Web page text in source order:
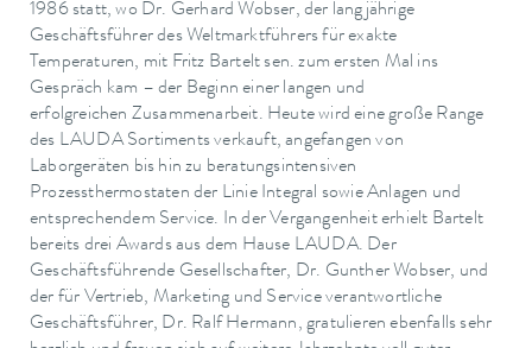
1986 statt, wo Dr. Gerhard Wobser, der langjährige
Geschäftsführer des Weltmarktführers für exakte
Temperaturen, mit Fritz Bartelt sen. zum ersten Mal ins
Gespräch kam – der Beginn einer langen und
erfolgreichen Zusammenarbeit. Heute wird eine große Range
des LAUDA Sortiments verkauft, angefangen von
Laborgeräten bis hin zu beratungsintensiven
Prozessthermostaten der Linie Integral sowie Anlagen und
entsprechendem Service. In der Vergangenheit erhielt Bartelt
bereits drei Awards aus dem Hause LAUDA. Der
Geschäftsführende Gesellschafter, Dr. Gunther Wobser, und
der für Vertrieb, Marketing und Service verantwortliche
Geschäftsführer, Dr. Ralf Hermann, gratulieren ebenfalls sehr